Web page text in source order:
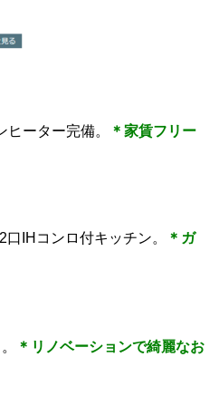
ーター完備。
＊家賃フリー
IHコンロ付キッチン。
＊ガ
＊ リノベーションで綺麗なお